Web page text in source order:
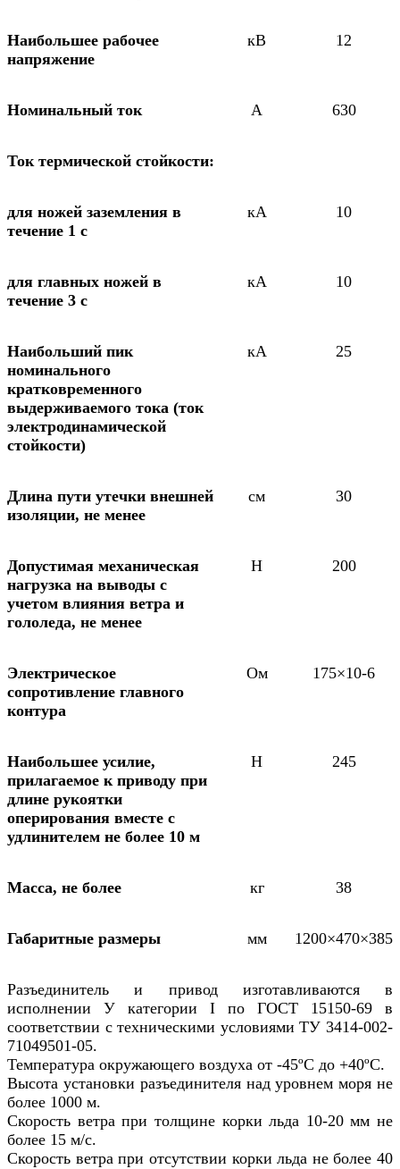
Наибольшее рабочее
напряжение
кВ 12
Номинальный ток А 630
Ток термической стойкости:
для ножей заземления в
течение 1 с
кА 10
для главных ножей в
течение 3 с
кА 10
Наибольший пик
номинального
кратковременного
выдерживаемого тока (ток
электродинамической
стойкости)
кА 25
Длина пути утечки внешней
изоляции, не менее
см 30
Допустимая механическая
нагрузка на выводы с
учетом влияния ветра и
гололеда, не менее
Н 200
Электрическое
сопротивление главного
контура
Ом 175×10-6
Наибольшее усилие,
прилагаемое к приводу при
длине рукоятки
оперирования вместе с
удлинителем не более 10 м
Н 245
Масса, не более кг 38
Габаритные размеры мм 1200×470×385
Разъединитель и привод изготавливаются в
исполнении У категории I по ГОСТ 15150-69 в
соответствии с техническими условиями ТУ 3414-002-
71049501-05.
Температура окружающего воздуха от -45ºC до +40ºC.
Высота установки разъединителя над уровнем моря не
более 1000 м.
Скорость ветра при толщине корки льда 10-20 мм не
более 15 м/с.
Скорость ветра при отсутствии корки льда не более 40